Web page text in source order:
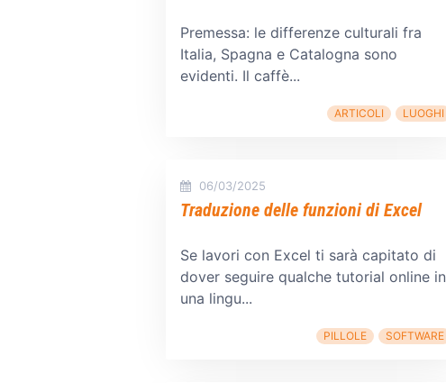
Premessa: le differenze culturali fra
Italia, Spagna e Catalogna sono
evidenti. Il caffè...
ARTICOLI LUOGHI
06/03/2025
Traduzione delle funzioni di Excel
Se lavori con Excel ti sarà capitato di
dover seguire qualche tutorial online in
una lingu...
PILLOLE SOFTWARE